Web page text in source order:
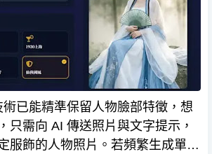
已能精準保留人物臉部特徵，想
只需向 AI 傳送照片與文字提示，
服飾的人物照片。若頻繁生成單一